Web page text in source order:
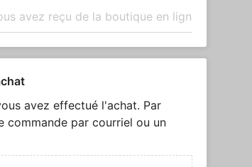
avez effectué l'achat. Par
commande par courriel ou un